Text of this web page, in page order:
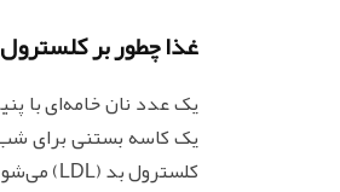
غذا چطور بر
یک عدد نان خامه‌ای با
یک کاسه بستنی برای
کلسترول بد (LDL) می‌شوند.